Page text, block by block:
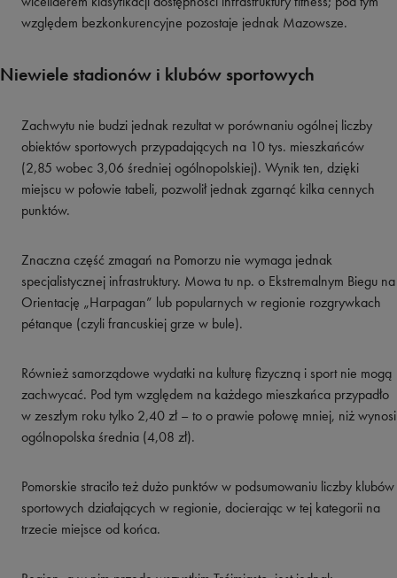
względem bezkonkurencyjne pozostaje jednak Mazowsze.
Niewiele stadionów i klubów sportowych
Zachwytu nie budzi jednak rezultat w porównaniu ogólnej liczby
obiektów sportowych przypadających na 10 tys. mieszkańców
(2,85 wobec 3,06 średniej ogólnopolskiej). Wynik ten, dzięki
miejscu w połowie tabeli, pozwolił jednak zgarnąć kilka cennych
punktów.
Znaczna część zmagań na Pomorzu nie wymaga jednak
specjalistycznej infrastruktury. Mowa tu np. o Ekstremalnym Biegu na
Orientację „Harpagan” lub popularnych w regionie rozgrywkach
pétanque (czyli francuskiej grze w bule).
Również samorządowe wydatki na kulturę fizyczną i sport nie mogą
zachwycać. Pod tym względem na każdego mieszkańca przypadło
w zeszłym roku tylko 2,40 zł – to o prawie połowę mniej, niż wynosi
ogólnopolska średnia (4,08 zł).
Pomorskie straciło też dużo punktów w podsumowaniu liczby klubów
sportowych działających w regionie, docierając w tej kategorii na
trzecie miejsce od końca.